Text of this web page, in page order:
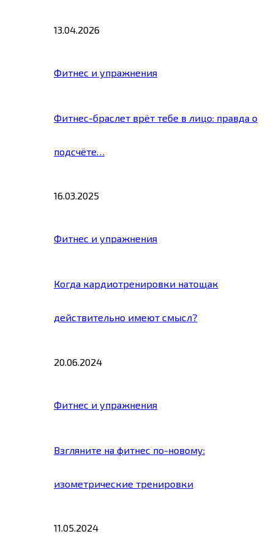
13.04.2026
Фитнес и упражнения
Фитнес-браслет врёт тебе в лицо: правда о
подсчёте…
16.03.2025
Фитнес и упражнения
Когда кардиотренировки натощак
действительно имеют смысл?
20.06.2024
Фитнес и упражнения
Взгляните на фитнес по-новому:
изометрические тренировки
11.05.2024